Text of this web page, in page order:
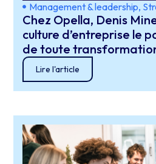
Management & leadership,
Chez Opella, Denis
culture d’entreprise le
de toute
Lire l'article